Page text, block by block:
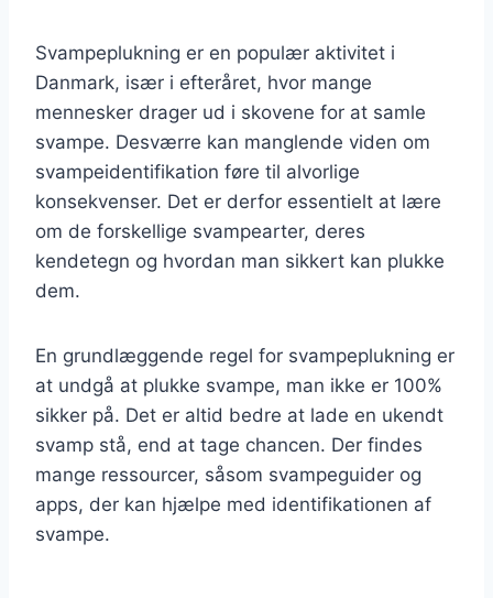
Svampeplukning er en populær aktivitet i
Danmark, især i efteråret, hvor mange
mennesker drager ud i skovene for at samle
svampe. Desværre kan manglende viden om
svampeidentifikation føre til alvorlige
konsekvenser. Det er derfor essentielt at lære
om de forskellige svampearter, deres
kendetegn og hvordan man sikkert kan plukke
dem.
En grundlæggende regel for svampeplukning er
at undgå at plukke svampe, man ikke er 100%
sikker på. Det er altid bedre at lade en ukendt
svamp stå, end at tage chancen. Der findes
mange ressourcer, såsom svampeguider og
apps, der kan hjælpe med identifikationen af
svampe.